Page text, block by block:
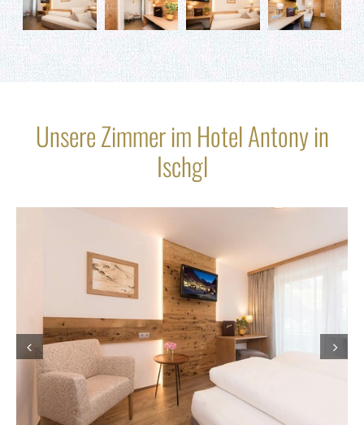
Unsere Zimmer im Hotel Antony in
Ischgl
Prev Next